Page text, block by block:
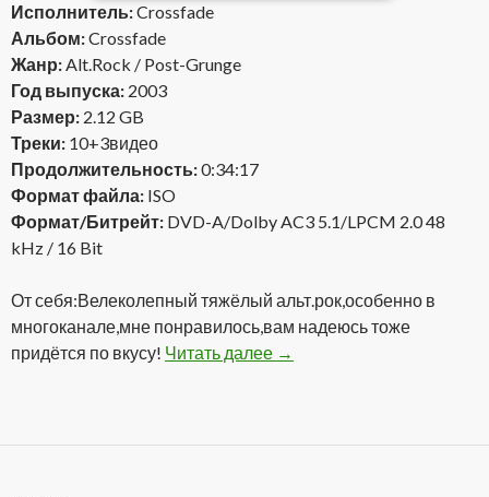
Исполнитель:Crossfade
Альбом:Crossfade
Жанр:Alt.Rock / Post-Grunge
Год выпуска: 2003
Размер: 2.12 GB
Треки: 10+3видео
Продолжительность:0:34:17
Формат файла: ISO
Формат/Битрейт: DVD-A/Dolby AC3 5.1/LPCM 2.0 48
kHz / 16 Bit
От себя:Велеколепный тяжёлый альт.рок,особенно в
многоканале,мне понравилось,вам надеюсь тоже
придётся по вкусу! Читать далее Crossfade – Crossfade
→